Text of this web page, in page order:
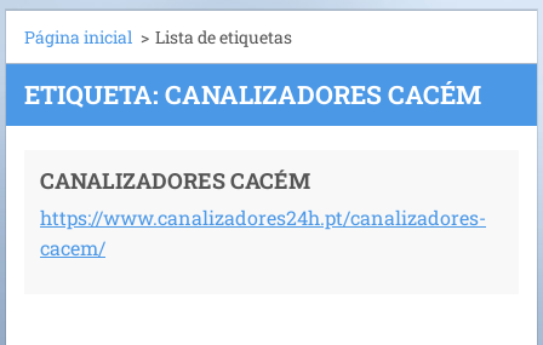
Página inicial > Lista de etiquetas
ETIQUETA: CANALIZADORES CACÉM
CANALIZADORES CACÉM
https://www.canalizadores24h.pt/canalizadores-
cacem/